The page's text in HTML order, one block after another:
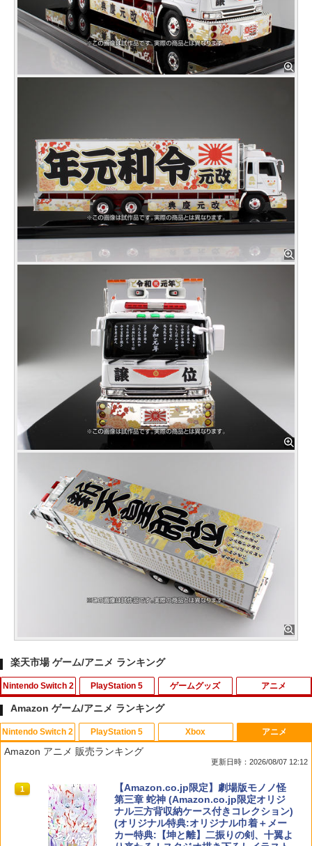
楽天市場 ゲーム/アニメ ランキング
Nintendo Switch 2
1
【特典】白き鋼鉄のX 1+2 デュアルコレ
クション Nintendo Switch 2 Edition
Switch2版(【初回外付特典】A4クリア
￥5,668
PlayStation 5
1
【中古】コンストラクション シミュレー
ター ゴールドエディションソフト:プレ
イステーション5ソフト／シミュレーシ
￥3,327
ゲームグッズ
1
【即日出荷】ゲーム用アナログスティッ
クカバー すやすや コリラックマ アロー
￥972
[Switch] ポケットモンスター スカーレ
アニメ
1
【中古】【Blu−ray】監獄学園 第1巻
初回生産限定版 三方背ケース・かる
た・ブックレット付 / 水島努【監督】
￥540
カワダ(Kawada) 玩具 コロコロストーン
Amazon ゲーム/アニメ ランキング
Nintendo Switch 2
1
スプラトゥーン レイダース|オンライン
コード版
￥5,832
PlayStation 5
1
PlayStation 5 デジタル・エディション
日本語専用 Console Language: Japan
ese only (CFI-2200B01)
￥55,000
Xbox
1
【純正品】Xbox ワイヤレス コントロー
ラー + USB-C® ケーブル
￥8,300
アニメ
Amazon アニメ 販売ランキング
更新日時：2026/08/07 12:12
1
【Amazon.co.jp限定】劇場版モノノ怪
第三章 蛇神 (Amazon.co.jp限定オリジ
ナル三方背収納ケース付きコレクション)
(オリジナル特典:オリジナル巾着＋メー
カー特典:【坤と離】二振りの剣、十翼よ